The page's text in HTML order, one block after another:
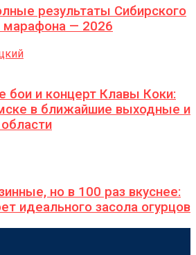
результаты Сибирского
— 2026
бои и концерт Клавы Коки:
в ближайшие выходные и
но в 100 раз вкуснее:
идеального засола огурцов